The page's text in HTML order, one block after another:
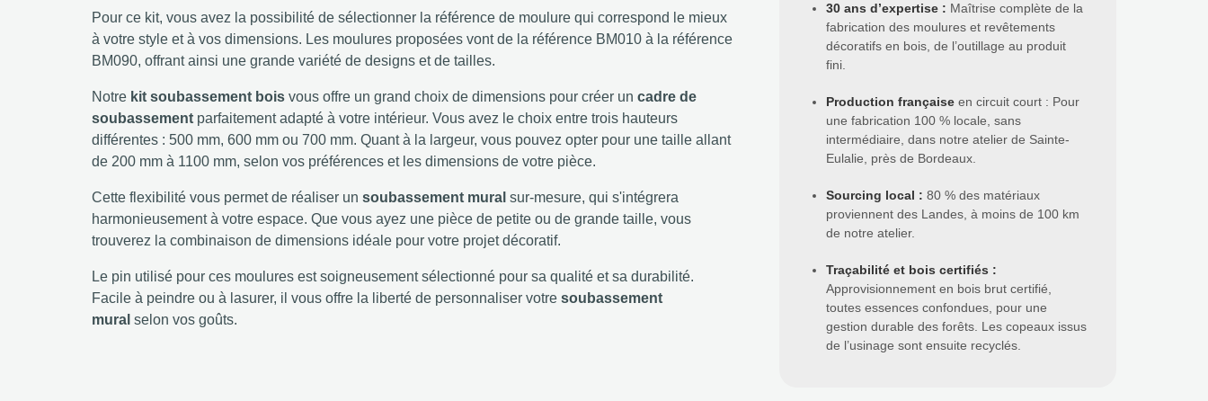
Pour ce kit, vous avez la possibilité de sélectionner la référence de moulure qui correspond le mieux
à votre style et à vos dimensions. Les moulures proposées vont de la référence BM010 à la référence
BM090, offrant ainsi une grande variété de designs et de tailles.
Notre kit soubassement bois vous offre un grand choix de dimensions pour créer un cadre de
soubassement parfaitement adapté à votre intérieur. Vous avez le choix entre trois hauteurs
différentes : 500 mm, 600 mm ou 700 mm. Quant à la largeur, vous pouvez opter pour une taille allant
de 200 mm à 1100 mm, selon vos préférences et les dimensions de votre pièce.
Cette flexibilité vous permet de réaliser un soubassement mural sur-mesure, qui s'intégrera
harmonieusement à votre espace. Que vous ayez une pièce de petite ou de grande taille, vous
trouverez la combinaison de dimensions idéale pour votre projet décoratif.
Le pin utilisé pour ces moulures est soigneusement sélectionné pour sa qualité et sa durabilité.
Facile à peindre ou à lasurer, il vous offre la liberté de personnaliser votre soubassement
mural selon vos goûts.
30 ans d’expertise : Maîtrise complète de la
fabrication des moulures et revêtements
décoratifs en bois, de l’outillage au produit
fini.
Production française en circuit court : Pour
une fabrication 100 % locale, sans
intermédiaire, dans notre atelier de Sainte-
Eulalie, près de Bordeaux.
Sourcing local : 80 % des matériaux
proviennent des Landes, à moins de 100 km
de notre atelier.
Traçabilité et bois certifiés :
Approvisionnement en bois brut certifié,
toutes essences confondues, pour une
gestion durable des forêts. Les copeaux issus
de l’usinage sont ensuite recyclés.